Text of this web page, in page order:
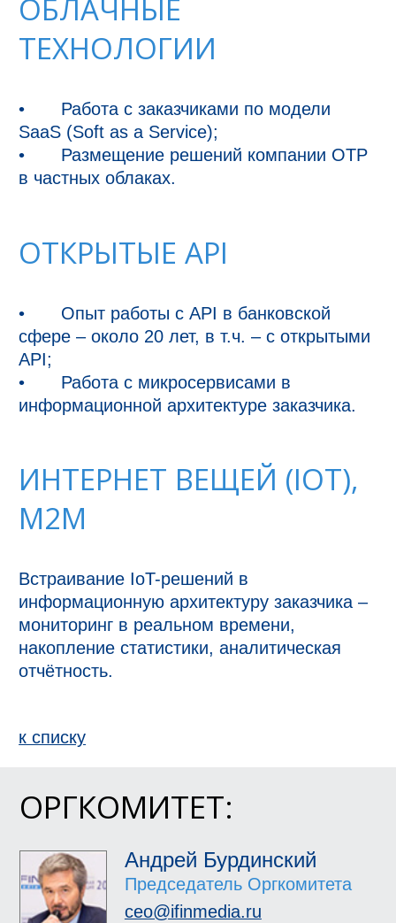
ОРГКОМИТЕТ:
Андрей Бурдинский
Председатель Оргкомитета
ceo@ifinmedia.ru
ОБЛАЧНЫЕ
ТЕХНОЛОГИИ
•	Работа с заказчиками по модели
SaaS (Soft as a Service);
•	Размещение решений компании ОТР
ОТКРЫТЫЕ API
•	Опыт работы с API в банковской
сфере – около 20 лет, в т.ч. – с открытыми
API;
•	Работа с микросервисами в
ИНТЕРНЕТ ВЕЩЕЙ (IOT),
M2M
Встраивание IoT-решений в
информационную архитектуру заказчика –
мониторинг в реальном времени,
накопление статистики, аналитическая
отчётность.
к спиcку